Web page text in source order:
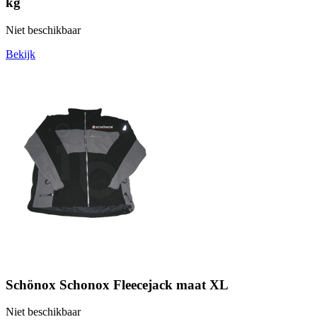
Niet beschikbaar
Bekijk
Schönox Schonox Fleecejack maat XL
Niet beschikbaar